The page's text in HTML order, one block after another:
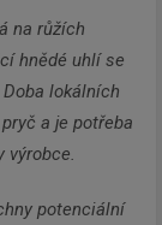
na růžích
hnědé uhlí se
lokálních
a je potřeba
výrobce.
potenciální